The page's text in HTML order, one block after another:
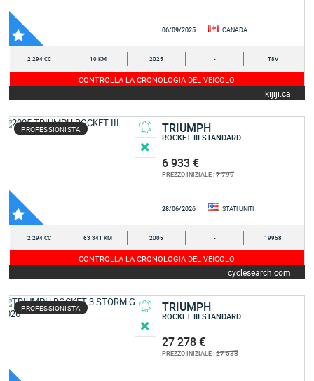
06/09/2025 CANADA
2 294 CC 10 KM 2025 - T8V
CONTROLLA LA CRONOLOGIA DEL VEICOLO
kijiji.ca
PROFESSIONISTA TRIUMPH
ROCKET III STANDARD
6 933 €
PREZZO INIZIALE :7 799
28/06/2026 STATI UNITI
2 294 CC 63 341 KM 2005 - 19958
CONTROLLA LA CRONOLOGIA DEL VEICOLO
cyclesearch.com
PROFESSIONISTA TRIUMPH
ROCKET III STANDARD
27 278 €
PREZZO INIZIALE :27 538